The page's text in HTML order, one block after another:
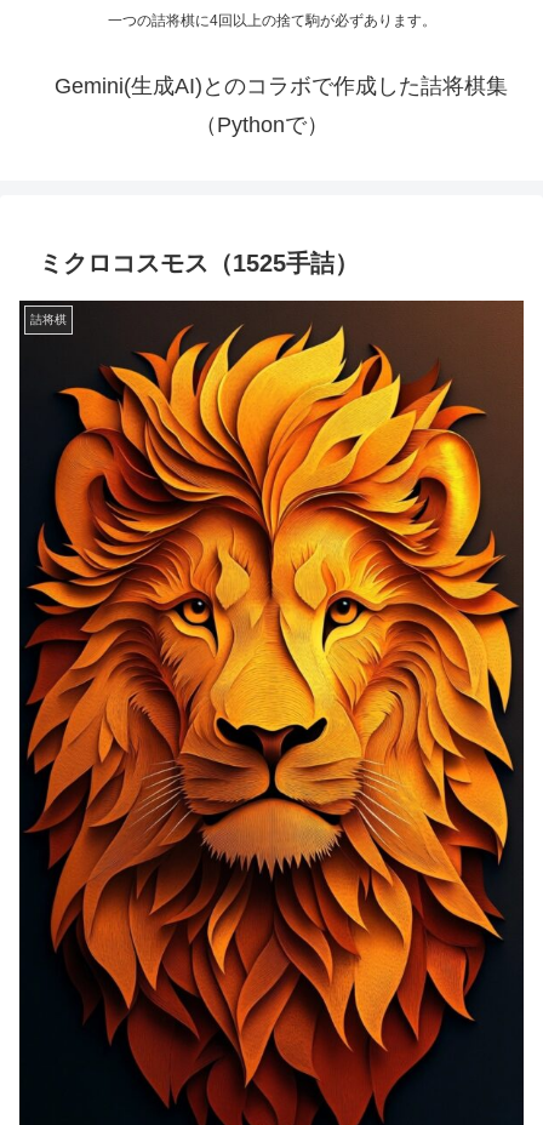
一つの詰将棋に4回以上の捨て駒が必ずあります。
Gemini(生成AI)とのコラボで作成した詰将棋集
（Pythonで）
ミクロコスモス（1525手詰）
詰将棋